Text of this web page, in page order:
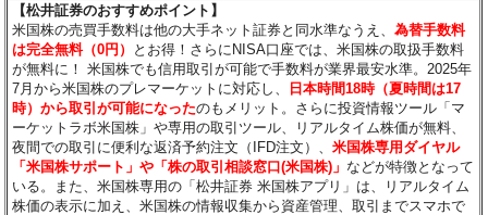
【松井証券のおすすめポイント】
米国株の売買手数料は他の大手ネット証券と同水準なうえ、為替手数料
は完全無料（0円）
とお得！さらにNISA口座では、米国株の取扱手数料
が無料に！ 米国株でも信用取引が可能で手数料が業界最安水準。2025年
7月から米国株のプレマーケットに対応し、
日本時間18時（夏時間は17
時）から取引が可能になったのもメリット。さらに投資情報ツール「マ
ーケットラボ米国株」や専用の取引ツール、リアルタイム株価が無料、
夜間での取引に便利な返済予約注文（IFD注文）、米国株専用ダイヤル
「米国株サポート」や「株の取引相談窓口(米国株)」 などが特徴となって
いる。また、米国株専用の「松井証券 米国株アプリ」は、リアルタイム
株価の表示に加え、米国株の情報収集から資産管理、取引までスマホで